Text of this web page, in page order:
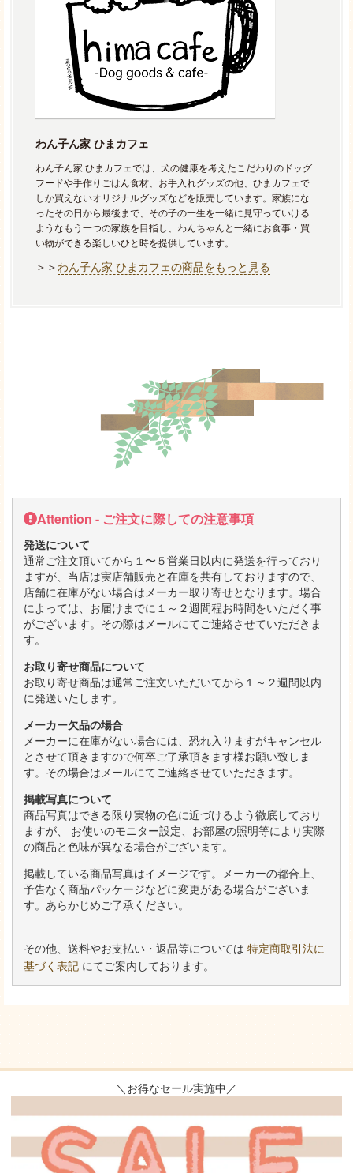
わん子ん家 ひまカフェ
わん子ん家 ひまカフェでは、犬の健康を考えたこだわりのドッグ
フードや手作りごはん食材、お手入れグッズの他、ひまカフェで
しか買えないオリジナルグッズなどを販売しています。家族にな
ったその日から最後まで、その子の一生を一緒に見守っていける
ようなもう一つの家族を目指し、わんちゃんと一緒にお食事・買
い物ができる楽しいひと時を提供しています。
＞＞わん子ん家 ひまカフェの商品をもっと見る
Attention - ご注文に際しての注意事項
発送について
通常ご注文頂いてから１〜５営業日以内に発送を行っており
ますが、当店は実店舗販売と在庫を共有しておりますので、
店舗に在庫がない場合はメーカー取り寄せとなります。場合
によっては、お届けまでに１～２週間程お時間をいただく事
がございます。その際はメールにてご連絡させていただきま
す。
お取り寄せ商品について
お取り寄せ商品は通常ご注文いただいてから１～２週間以内
に発送いたします。
メーカー欠品の場合
メーカーに在庫がない場合には、恐れ入りますがキャンセル
とさせて頂きますので何卒ご了承頂きます様お願い致しま
す。その場合はメールにてご連絡させていただきます。
掲載写真について
商品写真はできる限り実物の色に近づけるよう徹底しており
ますが、 お使いのモニター設定、お部屋の照明等により実際
の商品と色味が異なる場合がございます。
掲載している商品写真はイメージです。メーカーの都合上、
予告なく商品パッケージなどに変更がある場合がございま
す。あらかじめご了承ください。
その他、送料やお支払い・返品等については 特定商取引法に
基づく表記 にてご案内しております。
＼お得なセール実施中／